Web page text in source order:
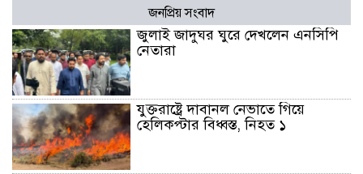
জনপ্রিয় সংবাদ
জুলাই জাদুঘর ঘুরে দেখলেন এনসিপি
নেতারা
যুক্তরাষ্ট্রে দাবানল নেভাতে গিয়ে
হেলিকপ্টার বিধ্বস্ত, নিহত ১